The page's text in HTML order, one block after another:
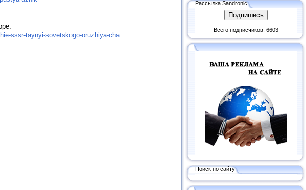
sssr-taynyi-sovetskogo-oruzhiya-cha
Рассылка Sandronic
Всего подписчиков: 6603
Поиск по сайту